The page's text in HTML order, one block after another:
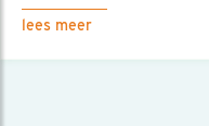
lees meer